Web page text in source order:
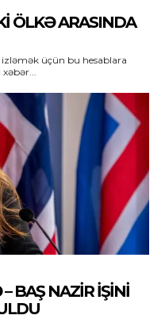
ÖLKƏ ARASINDA
izləmək üçün bu hesablara
abone ol BEY.AZ informasiya agentliyi xəbər...
BAŞ NAZIR IŞINI